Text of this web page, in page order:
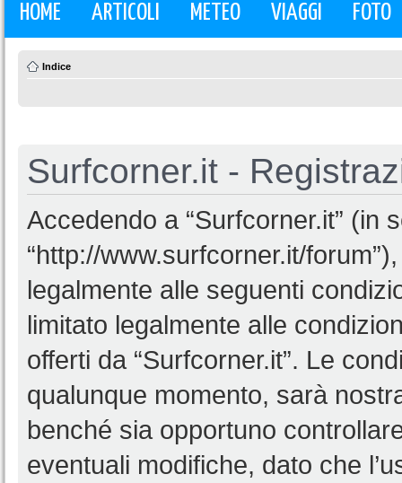
HOME ARTICOLI METEO VIAGGI FOTO
Indice
Surfcorner.it -
Accedendo a “Surfcorner.it” (in
“http://www.surfcorner.it/
legalmente alle seguenti
limitato legalmente alle
offerti da “Surfcorner.it”. Le
qualunque momento, sarà
benché sia opportuno
eventuali modifiche, dato che